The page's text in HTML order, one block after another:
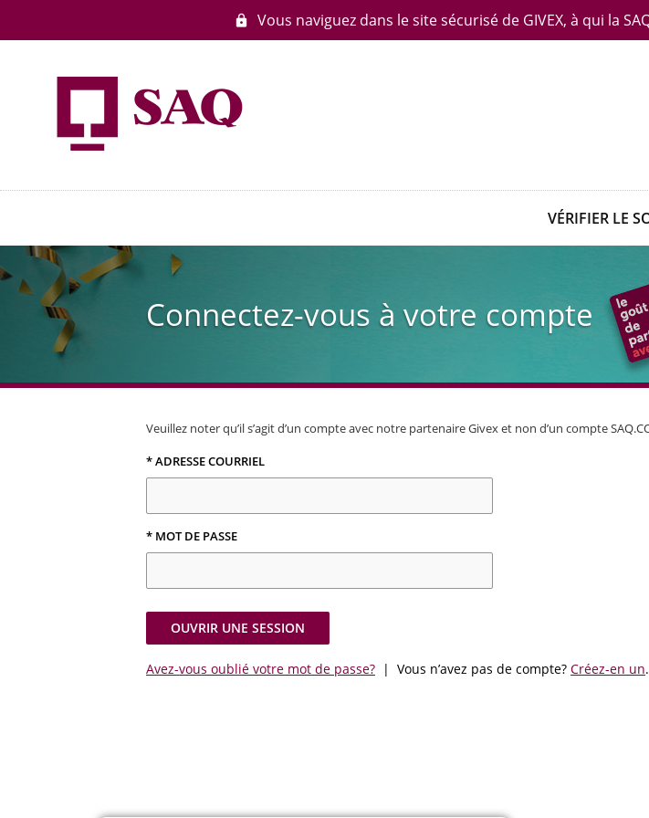
lock Vous naviguez dans le site sécurisé de GIVEX, à qui la
VÉRIFIER LE
Connectez-vous à votre compte
Veuillez noter qu’il s’agit d’un compte avec notre partenaire Givex et non d’un compte
* ADRESSE COURRIEL
* MOT DE PASSE
OUVRIR UNE SESSION
Avez-vous oublié votre mot de passe? | Vous n’avez pas de compte? Créez-en un.